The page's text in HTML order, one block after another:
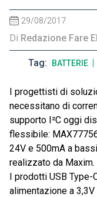
29/08/2017
Di Redazione Fare
Tag BATTERIE
I progettisti di
necessitano di
supporto I²C oggi
flessibile:
24V e 500mA a
realizzato da Maxim.
I prodotti USB Type-
alimentazione a